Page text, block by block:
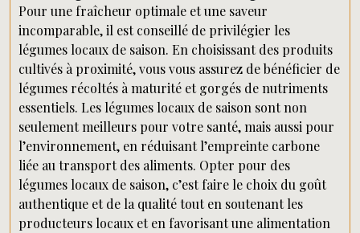
Pour une fraîcheur optimale et une saveur
incomparable, il est conseillé de privilégier les
légumes locaux de saison. En choisissant des produits
cultivés à proximité, vous vous assurez de bénéficier de
légumes récoltés à maturité et gorgés de nutriments
essentiels. Les légumes locaux de saison sont non
seulement meilleurs pour votre santé, mais aussi pour
l’environnement, en réduisant l’empreinte carbone
liée au transport des aliments. Opter pour des
légumes locaux de saison, c’est faire le choix du goût
authentique et de la qualité tout en soutenant les
producteurs locaux et en favorisant une alimentation